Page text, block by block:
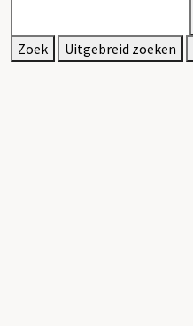
Zoek Uitgebreid zoeken